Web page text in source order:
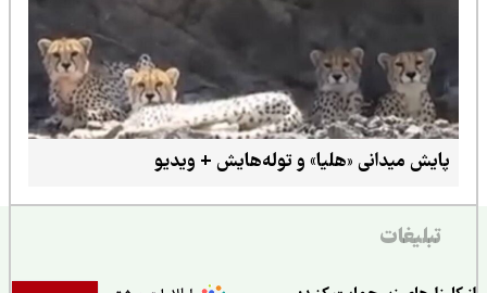
پایش میدانی «هلیا» و توله‌هایش + ویدیو
تبلیغات